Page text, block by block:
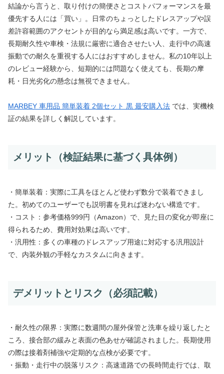
結論から言うと、取り付けの簡便さとコストパフォーマンスを最
優先する人には「買い」。日常のちょっとしたドレスアップや誤
差許容範囲のアクセントが目的なら満足感は高いです。一方で、
長期耐久性や車検・法規に厳密に適合させたい人、走行中の高速
振動での耐久を重視する人にはおすすめしません。私の10年以上
のレビュー経験から、短期的には問題なく使えても、長期の摩
耗・日光劣化の懸念は無視できません。
MARBEY 車用品 簡単装着 2個セット 黒 最安購入法 では、実機検
証の結果を詳しく解説しています。
メリット（検証結果に基づく具体例）
・簡単装着：実際に工具をほとんど使わず数分で装着できまし
た。初めてのユーザーでも説明書を見れば迷わない構造です。
・コスト：参考価格999円（Amazon）で、見た目の変化が即座に
得られるため、費用対効果は高いです。
・汎用性：多くの車種のドレスアップ用途に対応する汎用設計
で、内装外観の手軽なカスタムに向きます。
デメリットとリスク（必須記載）
・耐久性の限界：実際に数週間の屋外保管と洗車を繰り返したと
ころ、接合部の緩みと表面の色あせが確認されました。長期使用
の際は接着剤補強や定期的な点検が必要です。
・振動・走行中の脱落リスク：高速道路での長時間走行では、取